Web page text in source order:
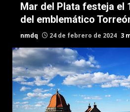
Mar del Plata festeja el
del emblemático
nmdq 24 de febrero de 2024 3